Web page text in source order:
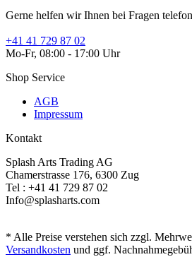
Gerne helfen wir Ihnen bei Fragen
+41 41 729 87 02
Mo-Fr, 08:00 - 17:00 Uhr
Shop Service
AGB
Impressum
Kontakt
Splash Arts Trading AG
Chamerstrasse 176, 6300 Zug
Tel : +41 41 729 87 02
Info@splasharts.com
* Alle Preise verstehen sich zzgl.
Versandkosten und ggf.